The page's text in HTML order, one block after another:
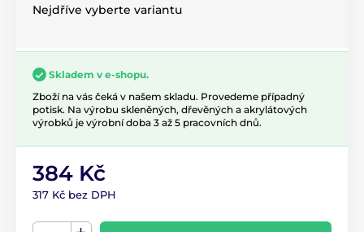
Nejdříve vyberte variantu
Skladem v e-shopu.
Zboží na vás čeká v našem skladu. Provedeme případný
potisk. Na výrobu skleněných, dřevěných a akrylátových
výrobků je výrobní doba 3 až 5 pracovních dnů.
384 Kč
317 Kč bez DPH